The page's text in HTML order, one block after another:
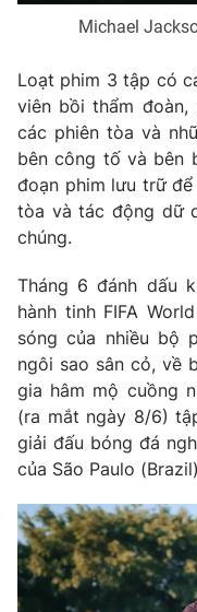
Michael
Loạt phim 3 tập có
viên bồi thẩm đoàn,
các phiên tòa và
bên công tố và bên
đoạn phim lưu trữ
tòa và tác động dữ
chúng.
Tháng 6 đánh dấu
hành tinh FIFA
sóng của nhiều bộ
ngôi sao sân cỏ, về
gia hâm mộ cuồng
(ra mắt ngày 8/6)
giải đấu bóng đá
của São Paulo